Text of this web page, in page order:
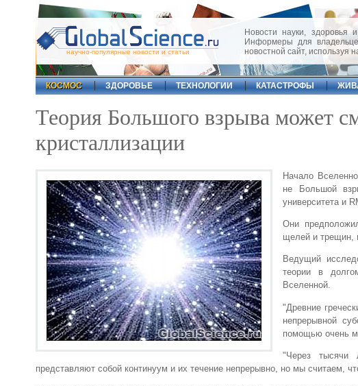
научно-популярные новости и статьи
Новости науки, здоровья
Информеры для
новостной сайт,
КОСМОС
ЗДОРОВЬЕ ТЕХНОЛОГИИ КАТАСТРОФЫ
Теория Большого взрыва может
кристаллизации
Начало
не Большой
университета и
Они
щелей и трещин,
Ведущий
теории в
Вселенной.
"Древние
непрерывной
помощью очень
"Через тысячи
представляют собой континуум и их течение непрерывно, но мы считаем,